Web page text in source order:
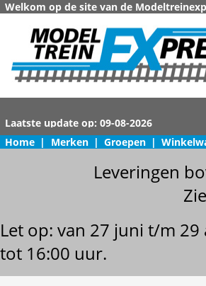
Welkom op de site van de
Home | Merken | Groepen |
Leveringen
Zie
Let op: van 27 juni t/m
tot 16:00 uur.